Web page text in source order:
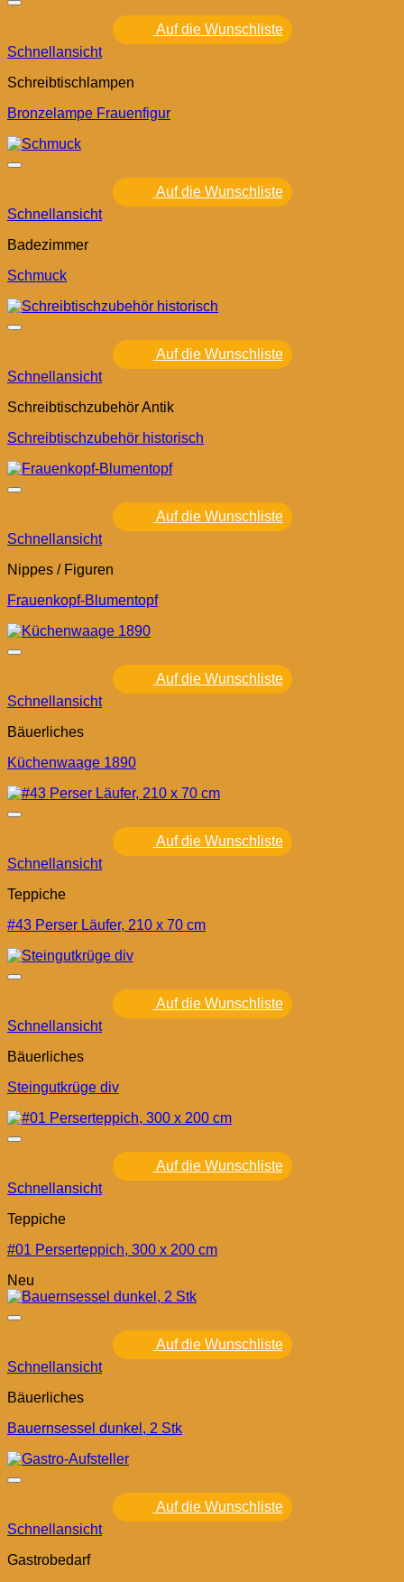
Auf die Wunschliste
Schnellansicht
Schreibtischlampen
Bronzelampe Frauenfigur
Auf die Wunschliste
Schnellansicht
Badezimmer
Schmuck
Auf die Wunschliste
Schnellansicht
Schreibtischzubehör Antik
Schreibtischzubehör historisch
Auf die Wunschliste
Schnellansicht
Nippes / Figuren
Frauenkopf-Blumentopf
Auf die Wunschliste
Schnellansicht
Bäuerliches
Küchenwaage 1890
Auf die Wunschliste
Schnellansicht
Teppiche
#43 Perser Läufer, 210 x 70 cm
Auf die Wunschliste
Schnellansicht
Bäuerliches
Steingutkrüge div
Auf die Wunschliste
Schnellansicht
Teppiche
#01 Perserteppich, 300 x 200 cm
Neu
Auf die Wunschliste
Schnellansicht
Bäuerliches
Bauernsessel dunkel, 2 Stk
Auf die Wunschliste
Schnellansicht
Gastrobedarf